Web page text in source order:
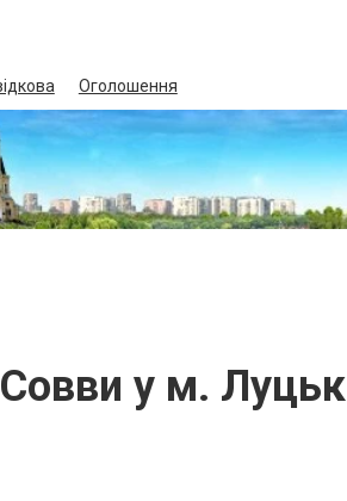
Оголошення
у м. Луцьк